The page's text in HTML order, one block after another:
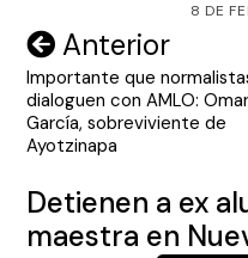
8 DE
Navegación
de
entradas
Anterior
Importante que
dialoguen con AMLO: Omar
García, sobreviviente de
Ayotzinapa
Detienen a ex
maestra en